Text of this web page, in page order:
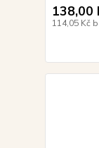
138,00
114,05 Kč